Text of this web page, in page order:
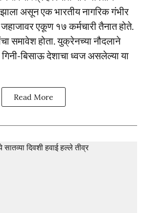
झाला असून एक भारतीय नागरिक गंभीर
एकूण १७ कर्मचारी तैनात होते.
समावेश होता. युक्रेनच्या नौदलाने
गिनी-बिसाऊ देशाचा ध्वज असलेल्या या
Read More